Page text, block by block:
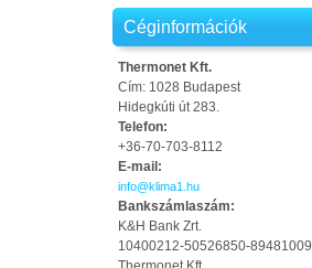
Céginformációk
Thermonet Kft.
Cím: 1028 Budapest
Hidegkúti út 283.
Telefon:
+36-70-703-8112
E-mail:
info@klima1.hu
Bankszámlaszám:
K&H Bank Zrt.
10400212-50526850-89481009